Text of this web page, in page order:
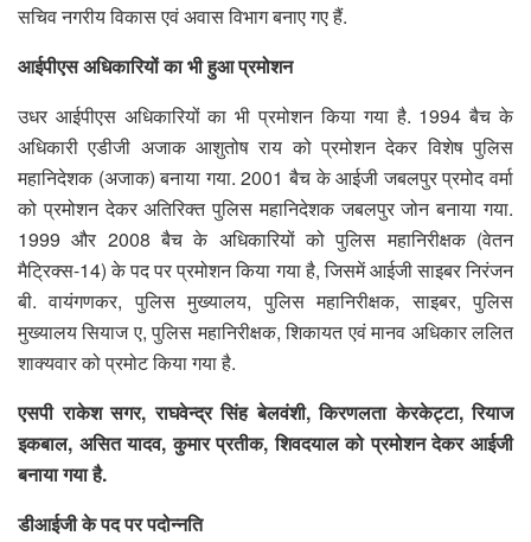
सचिव नगरीय विकास एवं अवास विभाग बनाए गए हैं.
आईपीएस अधिकारियों का भी हुआ प्रमोशन
उधर आईपीएस अधिकारियों का भी प्रमोशन किया गया है. 1994 बैच के
अधिकारी एडीजी अजाक आशुतोष राय को प्रमोशन देकर विशेष पुलिस
महानिदेशक (अजाक) बनाया गया. 2001 बैच के आईजी जबलपुर प्रमोद वर्मा
को प्रमोशन देकर अतिरिक्त पुलिस महानिदेशक जबलपुर जोन बनाया गया.
1999 और 2008 बैच के अधिकारियों को पुलिस महानिरीक्षक (वेतन
मैट्रिक्स-14) के पद पर प्रमोशन किया गया है, जिसमें आईजी साइबर निरंजन
बी. वायंगणकर, पुलिस मुख्यालय, पुलिस महानिरीक्षक, साइबर, पुलिस
मुख्यालय सियाज ए, पुलिस महानिरीक्षक, शिकायत एवं मानव अधिकार ललित
शाक्यवार को प्रमोट किया गया है.
एसपी राकेश सगर, राघवेन्द्र सिंह बेलवंशी, किरणलता केरकेट्टा, रियाज
इकबाल, असित यादव, कुमार प्रतीक, शिवदयाल को प्रमोशन देकर आईजी
बनाया गया है.
डीआईजी के पद पर पदोन्नति